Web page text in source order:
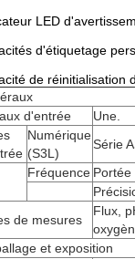
LED
d'étiquetage
de réinitialisation
d'entrée
Une.
Numérique
(S3L)
Série
Fréquence Portée
de mesures
Flux,
et exposition